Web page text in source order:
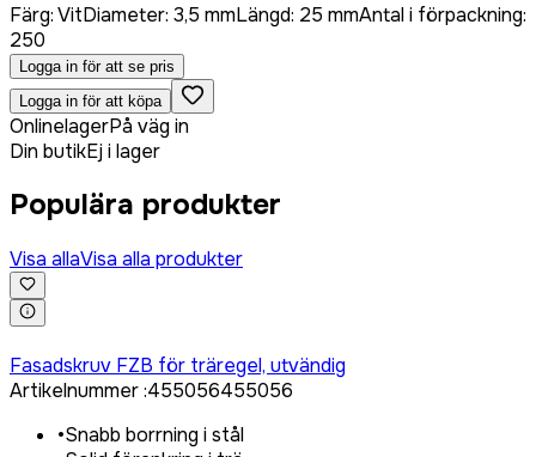
Färg:VitDiameter: 3,5 mmLängd: 25 mmAntal i förpackning:
250
Logga in för att se pris
Logga in för att köpa
OnlinelagerPå väg in
Din butikEj i lager
Populära produkter
Visa allaVisa alla produkter
Fasadskruv FZB för träregel, utvändig
Artikelnummer:455056455056
•Snabb borrning i stål